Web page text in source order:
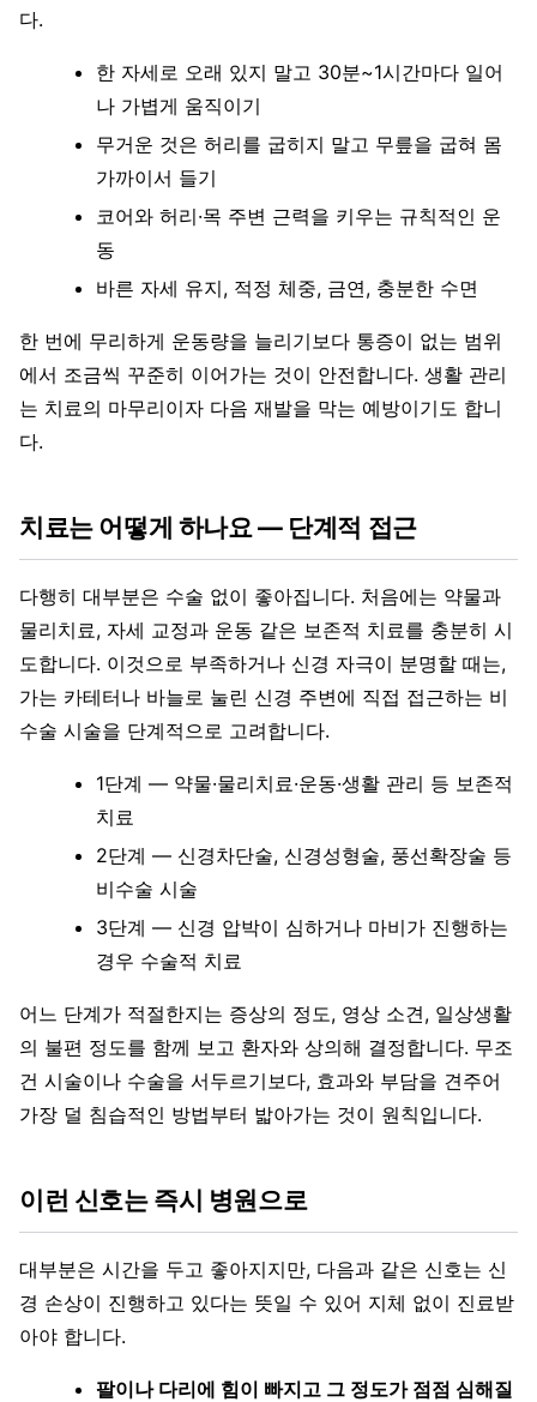
다.
한 자세로 오래 있지 말고 30분~1시간마다 일어
나 가볍게 움직이기
무거운 것은 허리를 굽히지 말고 무릎을 굽혀 몸
가까이서 들기
코어와 허리·목 주변 근력을 키우는 규칙적인 운
동
바른 자세 유지, 적정 체중, 금연, 충분한 수면
한 번에 무리하게 운동량을 늘리기보다 통증이 없는 범위
에서 조금씩 꾸준히 이어가는 것이 안전합니다. 생활 관리
는 치료의 마무리이자 다음 재발을 막는 예방이기도 합니
다.
치료는 어떻게 하나요 — 단계적 접근
다행히 대부분은 수술 없이 좋아집니다. 처음에는 약물과
물리치료, 자세 교정과 운동 같은 보존적 치료를 충분히 시
도합니다. 이것으로 부족하거나 신경 자극이 분명할 때는,
가는 카테터나 바늘로 눌린 신경 주변에 직접 접근하는 비
수술 시술을 단계적으로 고려합니다.
1단계 — 약물·물리치료·운동·생활 관리 등 보존적
치료
2단계 — 신경차단술, 신경성형술, 풍선확장술 등
비수술 시술
3단계 — 신경 압박이 심하거나 마비가 진행하는
경우 수술적 치료
어느 단계가 적절한지는 증상의 정도, 영상 소견, 일상생활
의 불편 정도를 함께 보고 환자와 상의해 결정합니다. 무조
건 시술이나 수술을 서두르기보다, 효과와 부담을 견주어
가장 덜 침습적인 방법부터 밟아가는 것이 원칙입니다.
이런 신호는 즉시 병원으로
대부분은 시간을 두고 좋아지지만, 다음과 같은 신호는 신
경 손상이 진행하고 있다는 뜻일 수 있어 지체 없이 진료받
아야 합니다.
팔이나 다리에 힘이 빠지고 그 정도가 점점 심해질